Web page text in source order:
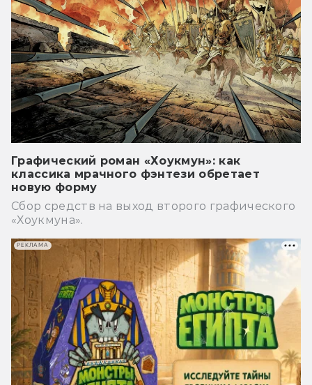
Графический роман «Хоукмун»: как
классика мрачного фэнтези обретает
новую форму
Сбор средств на выход второго графического
«Хоукмуна».
РЕКЛАМА